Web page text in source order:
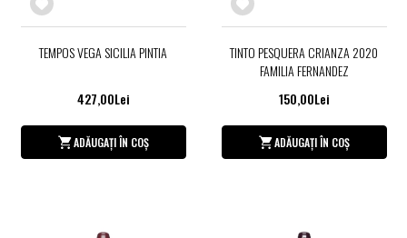
TEMPOS VEGA SICILIA PINTIA
427,00Lei
ADĂUGAȚI ÎN COȘ
TINTO PESQUERA CRIANZA 2020
FAMILIA FERNANDEZ
150,00Lei
ADĂUGAȚI ÎN COȘ